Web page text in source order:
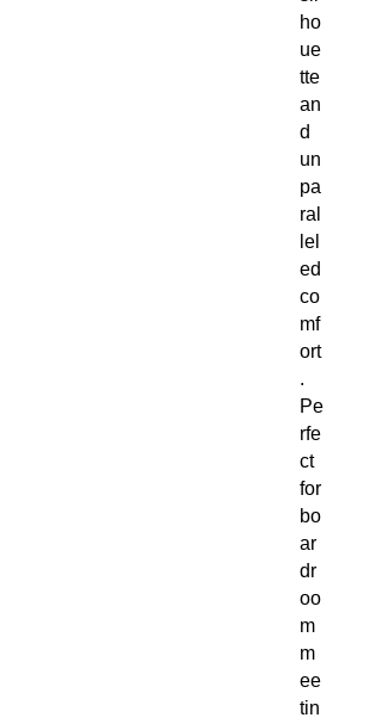
ho
ue
tte
an
d
un
pa
ral
lel
ed
co
mf
ort
.
Pe
rfe
ct
for
bo
ar
dr
oo
m
m
ee
tin